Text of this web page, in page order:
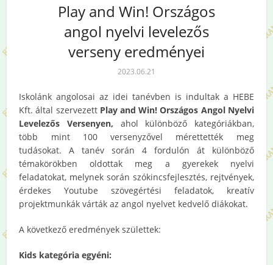
Play and Win! Országos
angol nyelvi levelezős
verseny eredményei
2023.06.21
Iskolánk angolosai az idei tanévben is indultak a HEBE
Kft. által szervezett Play and Win! Országos Angol Nyelvi
Levelezős Versenyen, ahol különböző kategóriákban,
több mint 100 versenyzővel mérettették meg
tudásokat. A tanév során 4 fordulón át különböző
témakörökben oldottak meg a gyerekek nyelvi
feladatokat, melynek során szókincsfejlesztés, rejtvények,
érdekes Youtube szövegértési feladatok, kreatív
projektmunkák várták az angol nyelvet kedvelő diákokat.
A következő eredmények születtek:
Kids kategória egyéni: